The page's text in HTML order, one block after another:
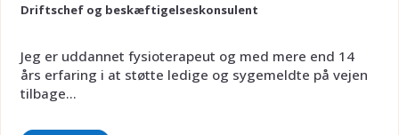
Driftschef og beskæftigelseskonsulent
Jeg er uddannet fysioterapeut og med mere end 14
års erfaring i at støtte ledige og sygemeldte på vejen
tilbage...